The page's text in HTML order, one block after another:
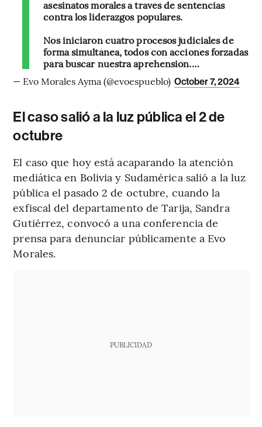
asesinatos morales a través de sentencias
contra los liderazgos populares.
Nos iniciaron cuatro procesos judiciales de
forma simultánea, todos con acciones forzadas
para buscar nuestra aprehensión.…
— Evo Morales Ayma (@evoespueblo) October 7, 2024
El caso salió a la luz pública el 2 de
octubre
El caso que hoy está acaparando la atención
mediática en Bolivia y Sudamérica salió a la luz
pública el pasado 2 de octubre, cuando la
exfiscal del departamento de Tarija, Sandra
Gutiérrez, convocó a una conferencia de
prensa para denunciar públicamente a Evo
Morales.
PUBLICIDAD